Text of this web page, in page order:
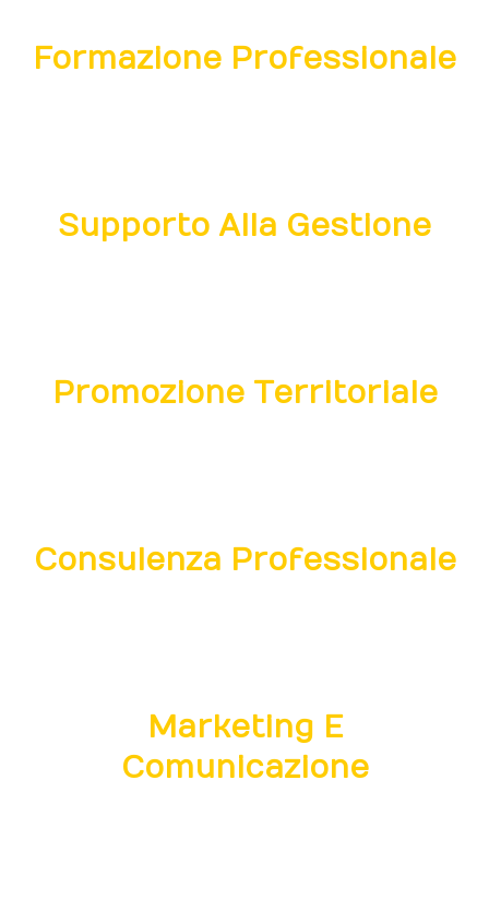
Formazione Professionale
Supporto Alla Gestione
Promozione Territoriale
Consulenza Professionale
Marketing E
Comunicazione